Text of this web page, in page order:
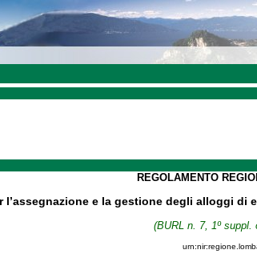
REGOLAMENTO
l’assegnazione e la gestione degli alloggi di
(BURL n. 7, 1º suppl.